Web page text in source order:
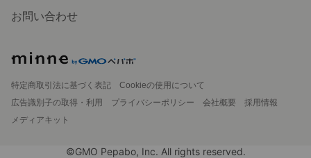
お問い合わせ
特定商取引法に基づく表記
Cookieの使用について
広告識別子の取得・利用
プライバシーポリシー 会社概要
採用情報
メディアキット
©GMO Pepabo, Inc. All rights reserved.